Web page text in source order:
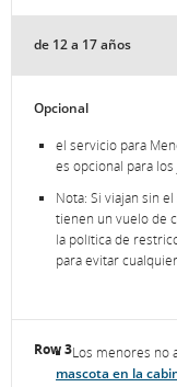
de 12 a 17 años
Opcional
el servicio para
es opcional para
Nota: Si viajan sin
tienen un vuelo de
la política de
para evitar
Los menores no
mascota en la